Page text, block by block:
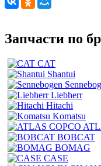
Запчасти по
CAT
Shantui
Liebherr
Hitachi
Komatsu
BOBCAT
BOMAG
CASE